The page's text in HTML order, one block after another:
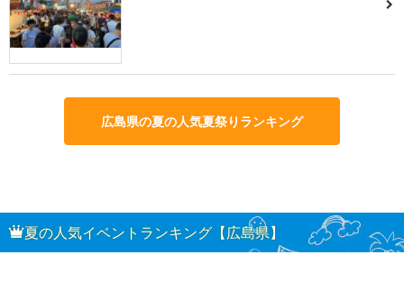
広島県の夏の人気夏祭りランキング
夏の人気イベントランキング【広島県】